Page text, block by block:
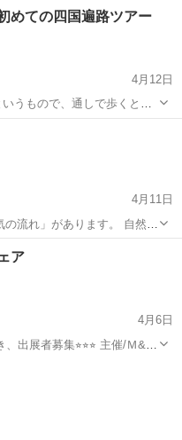
めての四国遍路ツアー
4月12日
うもので、通しで歩くと約
お寺（目標）、37キロほど
4月11日
」があります。 自然に
人の人生にも流れがありま
ア
4月6日
集⭐︎⭐︎⭐︎ 主催/Ｍ&B